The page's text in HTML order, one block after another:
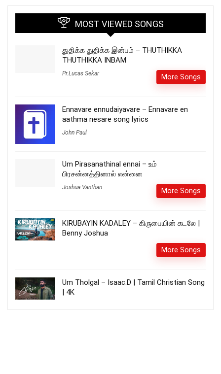
MOST VIEWED SONGS
துதிக்க துதிக்க இன்பம் – THUTHIKKA
THUTHIKKA INBAM
Pr.Lucas Sekar More Songs
Ennavare ennudaiyavare – Ennavare en
aathma nesare song lyrics
John Paul
Um Pirasanathinal ennai – உம்
பிரசன்னத்தினால் என்னை
Joshua Vanthan More Songs
KIRUBAYIN KADALEY – கிருபையின் கடலே |
Benny Joshua
More Songs
Um Tholgal – Isaac.D | Tamil Christian Song
| 4K